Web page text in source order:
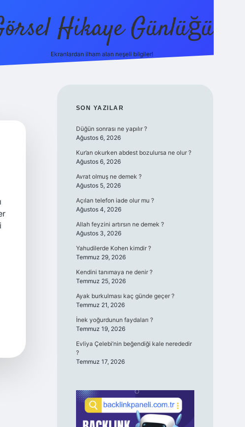
Hikaye Günlüğü
Ekranlardan ilham alan neşeli bilgiler!
SIDEBAR
SON YAZILAR
Düğün sonrası ne yapılır ?
Ağustos 6, 2026
Kur’an okurken abdest bozulursa ne olur ?
Ağustos 6, 2026
Avrat olmuş ne demek ?
Ağustos 5, 2026
Açılan telefon iade olur mu ?
Ağustos 4, 2026
Allah feyzini artırsın ne demek ?
Ağustos 3, 2026
Yahudilerde Kohen kimdir ?
Temmuz 29, 2026
Kendini tanımaya ne denir ?
Temmuz 25, 2026
Ayak burkulması kaç günde geçer ?
Temmuz 21, 2026
İnek yoğurdunun faydaları ?
Temmuz 19, 2026
Evliya Çelebi’nin beğendiği kale nerededir
?
Temmuz 17, 2026